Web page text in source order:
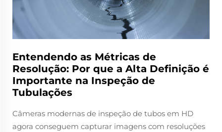
Entendendo as Métricas de
Resolução: Por que a Alta Definição é
Importante na Inspeção de
Tubulações
Câmeras modernas de inspeção de tubos em HD
agora conseguem capturar imagens com resoluções